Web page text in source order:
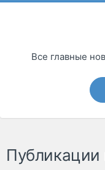
Все главные
Публикации